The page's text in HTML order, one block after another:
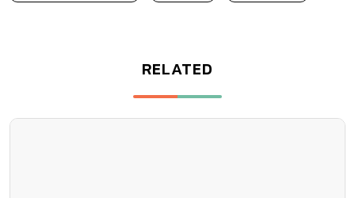
RELATED